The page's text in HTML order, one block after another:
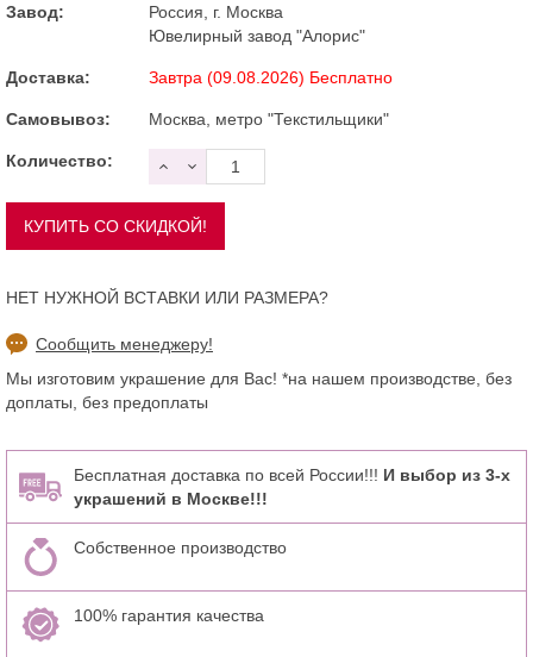
Завод:
Россия, г. Москва
Ювелирный завод "Алорис"
Доставка: Завтра (09.08.2026) Бесплатно
Самовывоз: Москва, метро "Текстильщики"
Количество:
НЕТ НУЖНОЙ ВСТАВКИ ИЛИ РАЗМЕРА?
Сообщить менеджеру!
Мы изготовим украшение для Вас! *на нашем производстве, без
доплаты, без предоплаты
Бесплатная доставка по всей России!!! И выбор из 3-х
украшений в Москве!!!
Собственное производство
100% гарантия качества